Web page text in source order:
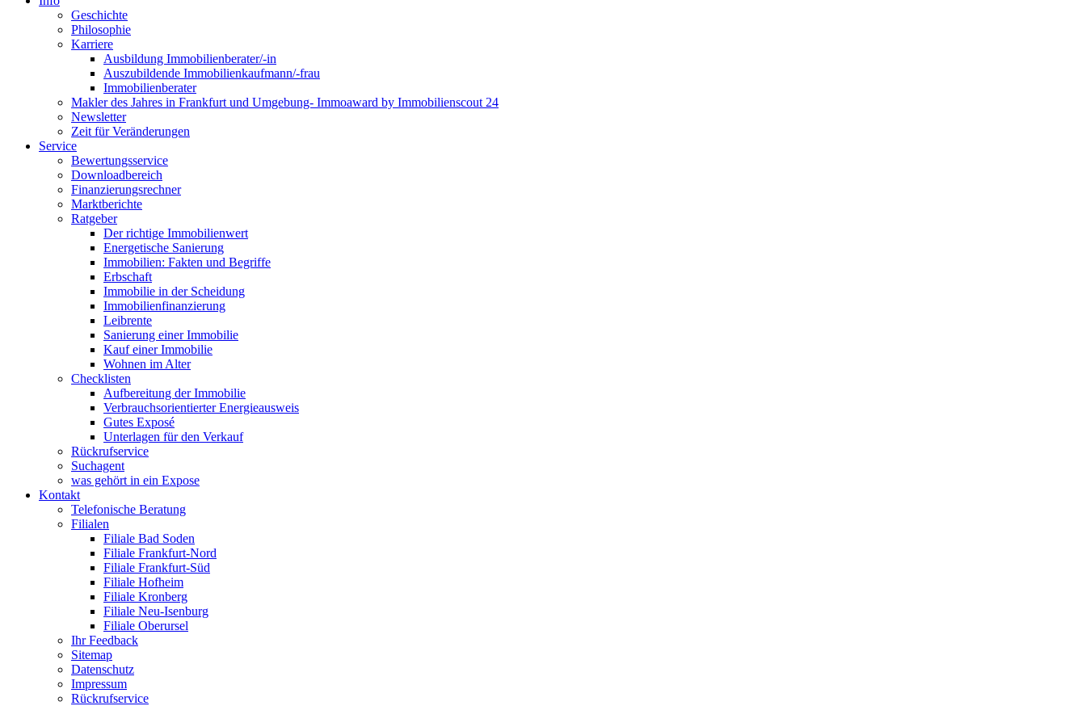
Geschichte
Philosophie
Karriere
Ausbildung Immobilienberater/-in
Auszubildende Immobilienkaufmann/-frau
Immobilienberater
Makler des Jahres in Frankfurt und Umgebung- Immoaward by Immobilienscout 24
Newsletter
Zeit für Veränderungen
Service
Bewertungsservice
Downloadbereich
Finanzierungsrechner
Marktberichte
Ratgeber
Der richtige Immobilienwert
Energetische Sanierung
Immobilien: Fakten und Begriffe
Erbschaft
Immobilie in der Scheidung
Immobilienfinanzierung
Leibrente
Sanierung einer Immobilie
Kauf einer Immobilie
Wohnen im Alter
Checklisten
Aufbereitung der Immobilie
Verbrauchsorientierter Energieausweis
Gutes Exposé
Unterlagen für den Verkauf
Rückrufservice
Suchagent
was gehört in ein Expose
Kontakt
Telefonische Beratung
Filialen
Filiale Bad Soden
Filiale Frankfurt-Nord
Filiale Frankfurt-Süd
Filiale Hofheim
Filiale Kronberg
Filiale Neu-Isenburg
Filiale Oberursel
Ihr Feedback
Sitemap
Datenschutz
Impressum
Rückrufservice